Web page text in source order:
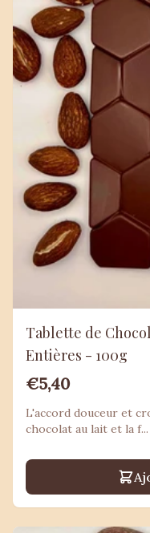
Tablette de
Entières - 100g
€5,40
L'accord douceur et
chocolat au lait et la f...